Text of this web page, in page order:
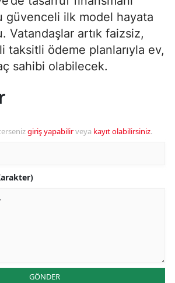
güvenceli ilk model hayata
Vatandaşlar artık faizsiz,
taksitli ödeme planlarıyla ev,
sahibi olabilecek.
giriş yapabilirveya kayıt olabilirsiniz.
GÖNDER